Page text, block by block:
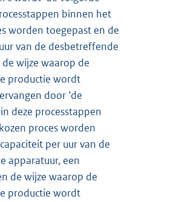
binnen het
worden toegepast en de
van de desbetreffende
wijze waarop de
productie wordt
door ‘de
deze processtappen
proces worden
per uur van de
apparatuur, een
de wijze waarop de
productie wordt